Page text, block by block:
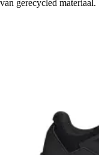
van gerecycled materiaal.